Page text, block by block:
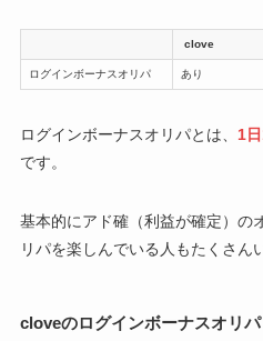
clove
ログインボーナスオリパ あり
ログインボーナスオリパとは、 1
です。
基本的にアド確（利益が確定）の
リパを楽しんでいる人もたくさん
cloveのログインボーナスオリパ